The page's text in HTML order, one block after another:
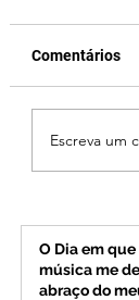
Quinca
rotina
Minas
Comentários
Escreva um
O Dia em
música me
abraço do